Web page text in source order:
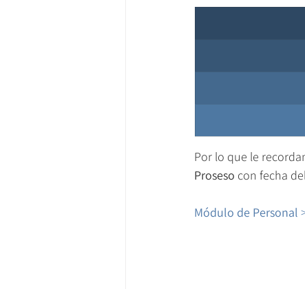
Por lo que le
Proseso con fecha
Módulo de Personal